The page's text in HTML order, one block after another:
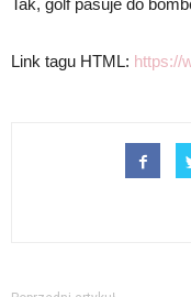
Tak, golf pasuje do
Link tagu HTML: https://